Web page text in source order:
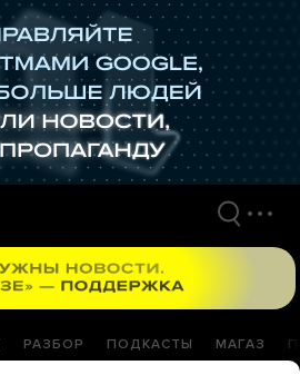
РАЗБОР ПОДКАСТЫ МАГАЗ